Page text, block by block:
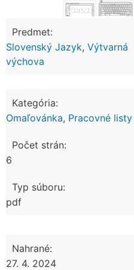
Predmet:
Slovenský Jazyk, Výtvarná
výchova
Kategória:
Omaľovánka, Pracovné listy
Počet strán:
6
Typ súboru:
pdf
Nahrané:
27. 4. 2024